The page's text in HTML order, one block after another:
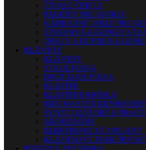
ČÍNSKE ČINELY
PALIČKY PRE GONGY
NÁHRADNÉ DIELY PRE
STOJANY NA GONGY A
OBALY A KUFRE NA
KLÁVESY
KLÁVESY
STAGE PIÁNA
DIGITÁLNE PIÁNA
KLAVÍRE
KLAVÍRNE KRÍDLA
MIDI MASTER
SYNTETIZÁTORY A
AKORDEÓNY
ELEKTRONICKÉ ORGANY
KLÁVESOVÉ
PÓDIOVÁ TECHNIKA